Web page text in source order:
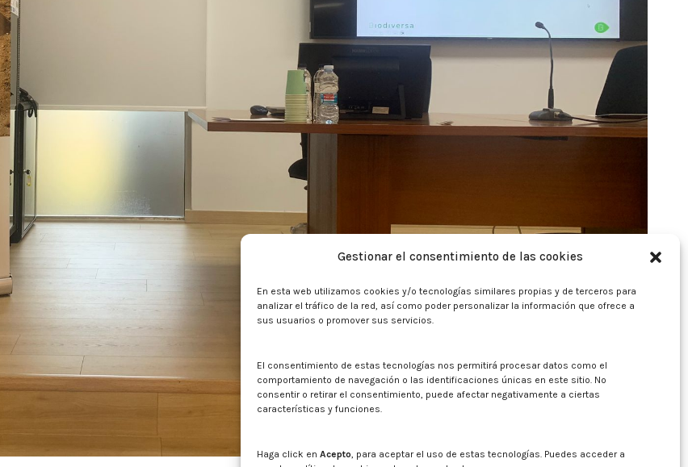
Gestionar el consentimiento de las cookies
En esta web utilizamos cookies y/o tecnologías similares propias y de terceros para
analizar el tráfico de la red, así como poder personalizar la información que ofrece a
sus usuarios o promover sus servicios.
El consentimiento de estas tecnologías nos permitirá procesar datos como el
comportamiento de navegación o las identificaciones únicas en este sitio. No
consentir o retirar el consentimiento, puede afectar negativamente a ciertas
características y funciones.
Haga click en Acepto, para aceptar el uso de estas tecnologías. Puedes acceder a